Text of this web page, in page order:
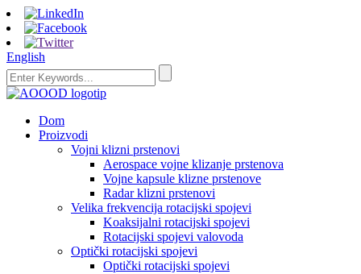
English
Dom
Proizvodi
Vojni klizni prstenovi
Aerospace vojne klizanje prstenova
Vojne kapsule klizne prstenove
Radar klizni prstenovi
Velika frekvencija rotacijski spojevi
Koaksijalni rotacijski spojevi
Rotacijski spojevi valovoda
Optički rotacijski spojevi
Optički rotacijski spojevi